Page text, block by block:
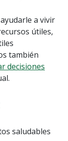
a vivir
útiles,
también
decisiones
saludables